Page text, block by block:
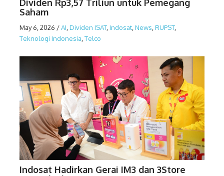
Dividen Rp3,57 Triliun untuk Pemegang
Saham
May 6, 2026 /AI Dividen ISAT, Indosat News RUPST,
Teknologi Indonesia Telco
Indosat Hadirkan Gerai IM3 dan 3Store